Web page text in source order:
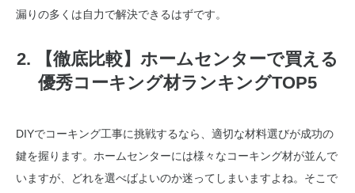
漏りの多くは自力で解決できるはずです。
2. 【徹底比較】ホームセンターで買える
優秀コーキング材ランキングTOP5
DIYでコーキング工事に挑戦するなら、適切な材料選びが成功の
鍵を握ります。ホームセンターには様々なコーキング材が並んで
いますが、どれを選べばよいのか迷ってしまいますよね。そこで